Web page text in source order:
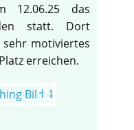
12.06.25 das
statt. Dort
motiviertes
erreichen.